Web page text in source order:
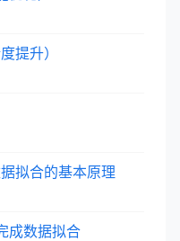
提升）
拟合的基本原理
成数据拟合